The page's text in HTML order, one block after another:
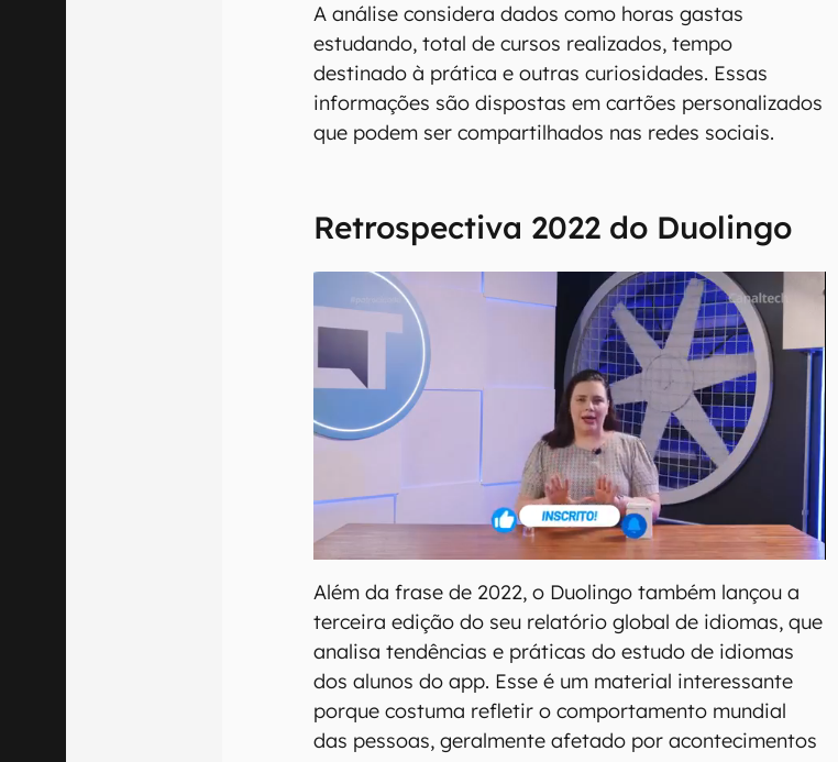
A análise considera dados como horas gastas
estudando, total de cursos realizados, tempo
destinado à prática e outras curiosidades. Essas
informações são dispostas em cartões personalizados
que podem ser compartilhados nas redes sociais.
Retrospectiva 2022 do Duolingo
Além da frase de 2022, o Duolingo também lançou a
terceira edição do seu relatório global de idiomas, que
analisa tendências e práticas do estudo de idiomas
dos alunos do app. Esse é um material interessante
porque costuma refletir o comportamento mundial
das pessoas, geralmente afetado por acontecimentos